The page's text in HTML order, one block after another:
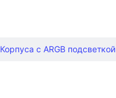
Корпуса с ARGB подсветкой